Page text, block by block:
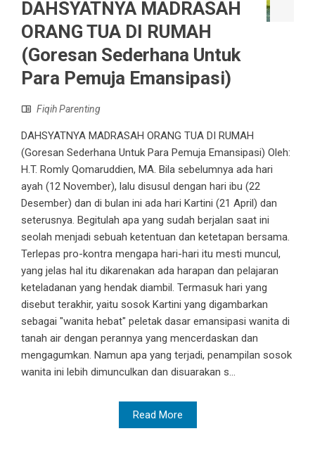
DAHSYATNYA MADRASAH
ORANG TUA DI RUMAH
(Goresan Sederhana Untuk
Para Pemuja Emansipasi)
Fiqih Parenting
DAHSYATNYA MADRASAH ORANG TUA DI RUMAH
(Goresan Sederhana Untuk Para Pemuja Emansipasi) Oleh:
H.T. Romly Qomaruddien, MA. Bila sebelumnya ada hari
ayah (12 November), lalu disusul dengan hari ibu (22
Desember) dan di bulan ini ada hari Kartini (21 April) dan
seterusnya. Begitulah apa yang sudah berjalan saat ini
seolah menjadi sebuah ketentuan dan ketetapan bersama.
Terlepas pro-kontra mengapa hari-hari itu mesti muncul,
yang jelas hal itu dikarenakan ada harapan dan pelajaran
keteladanan yang hendak diambil. Termasuk hari yang
disebut terakhir, yaitu sosok Kartini yang digambarkan
sebagai "wanita hebat" peletak dasar emansipasi wanita di
tanah air dengan perannya yang mencerdaskan dan
mengagumkan. Namun apa yang terjadi, penampilan sosok
wanita ini lebih dimunculkan dan disuarakan s...
Read More